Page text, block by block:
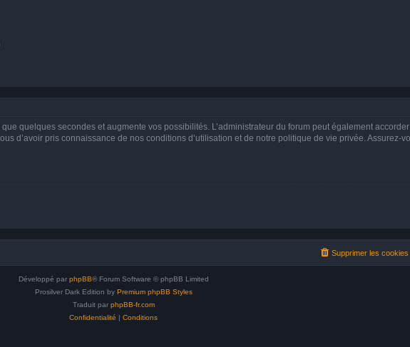
quelques secondes et augmente vos possibilités. L’administrateur du forum peut également
d’avoir pris connaissance de nos conditions d’utilisation et de notre politique de vie privée. Assurez-
Supprimer les cookies
Développé par phpBB® Forum Software © phpBB Limited
Prosilver Dark Edition by Premium phpBB Styles
Traduit par phpBB-fr.com
Confidentialité | Conditions